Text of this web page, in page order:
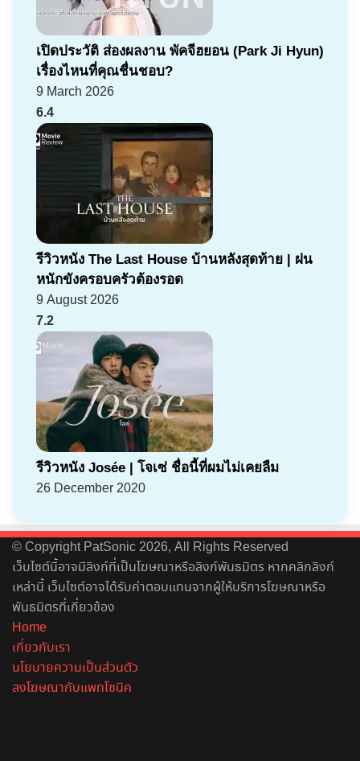
เปิดประวัติ ส่องผลงาน พัคจีฮยอน (Park Ji Hyun)
เรื่องไหนที่คุณชื่นชอบ?
9 March 2026
6.4
รีวิวหนัง The Last House บ้านหลังสุดท้าย | ฝน
หนักขังครอบครัวต้องรอด
9 August 2026
7.2
รีวิวหนัง Josée | โจเซ่ ชื่อนี้ที่ผมไม่เคยลืม
26 December 2020
© Copyright PatSonic 2026, All Rights Reserved
เว็บไซต์นี้อาจมีลิงก์ที่เป็นโฆษณาหรือลิงก์พันธมิตร หากคลิกลิงก์
เหล่านี้ เว็บไซต์อาจได้รับค่าตอบแทนจากผู้ให้บริการโฆษณาหรือ
พันธมิตรที่เกี่ยวข้อง
Home
เกี่ยวกับเรา
นโยบายความเป็นส่วนตัว
ลงโฆษณากับแพทโซนิค